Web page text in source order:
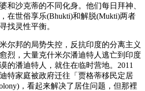
和沙克蒂的不同化身。他们每日拜神、
在世俗享乐(Bhukti)和解脱(Mukti)两者
找灵性平衡。
尔邦的局势失控，反抗印度的分离主义
烈，大量克什米尔潘迪特人逃亡到印度
的潘迪特人，就住在临时营地。2011
特家庭被政府迁往「贾格蒂移民定居
，看起来解决了居住问题，但那裡